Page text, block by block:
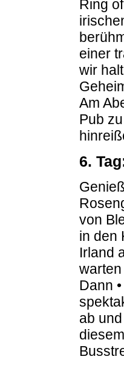
Ring
einer
wir
Am
Pub
6.
von
in den
Irland
Dann
ab